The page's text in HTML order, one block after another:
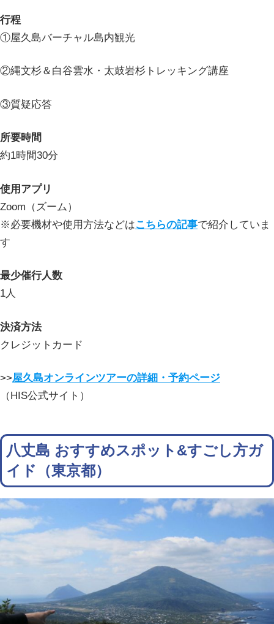
行程
①屋久島バーチャル島内観光
②縄文杉＆白谷雲水・太鼓岩杉トレッキング講座
③質疑応答
所要時間
約1時間30分
使用アプリ
Zoom（ズーム）
※必要機材や使用方法などはこちらの記事で紹介していま
す
最少催行人数
1人
決済方法
クレジットカード
>>屋久島オンラインツアーの詳細・予約ページ
（HIS公式サイト）
八丈島 おすすめスポット&すごし方ガ
イド（東京都）